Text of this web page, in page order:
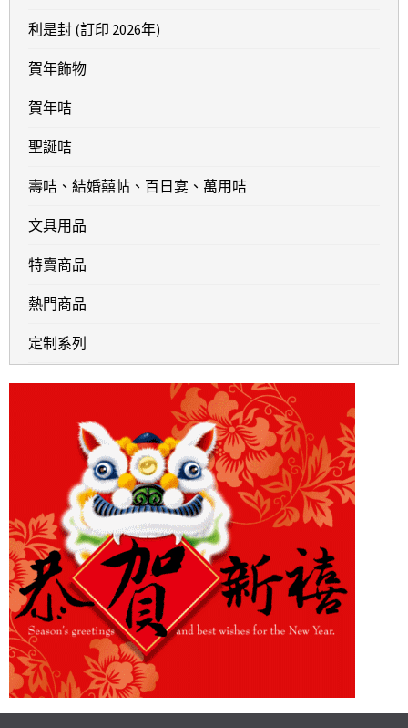
利是封 (訂印 2026年)
賀年飾物
賀年咭
聖誕咭
壽咭、結婚囍帖、百日宴、萬用咭
文具用品
特賣商品
熱門商品
定制系列